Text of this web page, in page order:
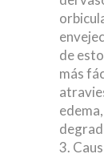
de
más